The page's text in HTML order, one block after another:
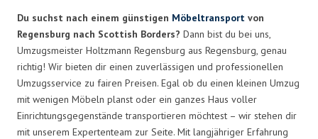
Du suchst nach einem günstigen Möbeltransport von
Regensburg nach Scottish Borders? Dann bist du bei uns,
Umzugsmeister Holtzmann Regensburg aus Regensburg, genau
richtig! Wir bieten dir einen zuverlässigen und professionellen
Umzugsservice zu fairen Preisen. Egal ob du einen kleinen Umzug
mit wenigen Möbeln planst oder ein ganzes Haus voller
Einrichtungsgegenstände transportieren möchtest – wir stehen dir
mit unserem Expertenteam zur Seite. Mit langjähriger Erfahrung